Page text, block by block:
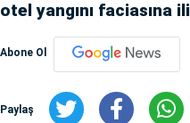
otel yangını faciasına
Abone Ol
Paylaş